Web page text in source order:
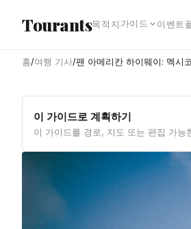
Tourants목적지 가이드 이벤트
홈/여행 기사/팬 아메리칸 하이웨이: 멕시
이 가이드로 계획하기
이 가이드를 경로, 지도 또는 편집 가능